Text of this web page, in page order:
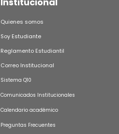
Quienes somos
Soy Estudiante
Reglamento Estudiantil
Correo Institucional
Sistema Q10
Comunicados Institucionales
Calendario académico
Preguntas Frecuentes